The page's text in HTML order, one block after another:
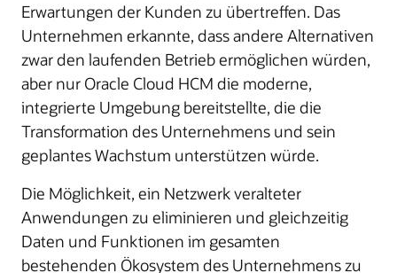
Erwartungen der Kunden zu übertreffen. Das
Unternehmen erkannte, dass andere Alternativen
zwar den laufenden Betrieb ermöglichen würden,
aber nur Oracle Cloud HCM die moderne,
integrierte Umgebung bereitstellte, die die
Transformation des Unternehmens und sein
geplantes Wachstum unterstützen würde.
Die Möglichkeit, ein Netzwerk veralteter
Anwendungen zu eliminieren und gleichzeitig
Daten und Funktionen im gesamten
bestehenden Ökosystem des Unternehmens zu